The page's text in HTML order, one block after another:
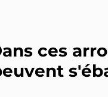
ces